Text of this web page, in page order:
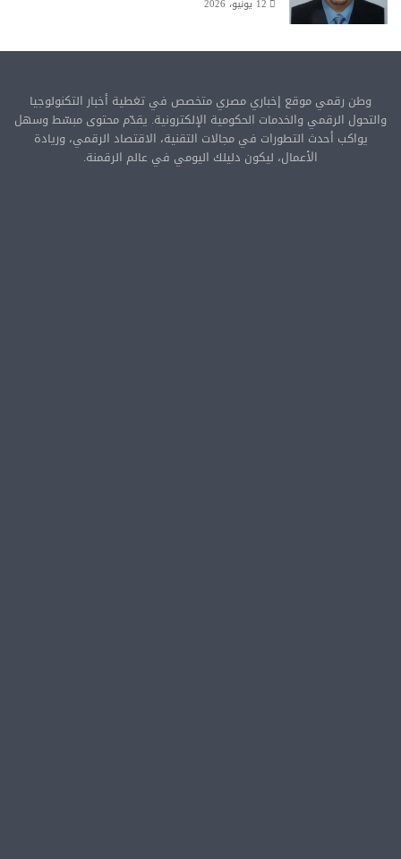
12 يونيو، 2026
وطن رقمي موقع إخباري مصري متخصص في تغطية أخبار التكنولوجيا
والتحول الرقمي والخدمات الحكومية الإلكترونية. يقدّم محتوى مبسّط وسهل
يواكب أحدث التطورات في مجالات التقنية، الاقتصاد الرقمي، وريادة
الأعمال، ليكون دليلك اليومي في عالم الرقمنة.